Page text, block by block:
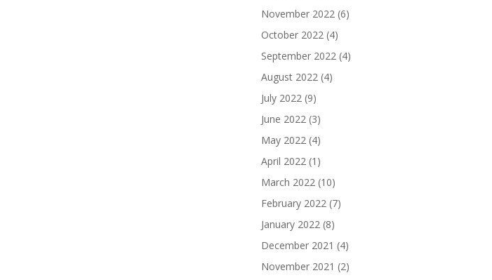
November 2022 (6)
October 2022 (4)
September 2022 (4)
August 2022 (4)
July 2022 (9)
June 2022 (3)
May 2022 (4)
April 2022 (1)
March 2022 (10)
February 2022 (7)
January 2022 (8)
December 2021 (4)
November 2021 (2)